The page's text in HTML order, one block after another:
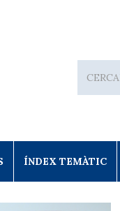
ÍNDEX TEMÀTIC